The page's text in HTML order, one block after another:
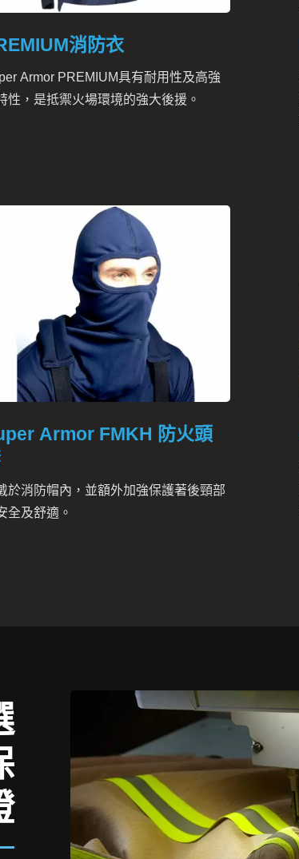
消防衣
Armor PREMIUM具有耐用性及高強
性，是抵禦火場環境的強大後援。
Armor FMKH 防火頭
於消防帽內，並額外加強保護著後頸部
全及舒適。